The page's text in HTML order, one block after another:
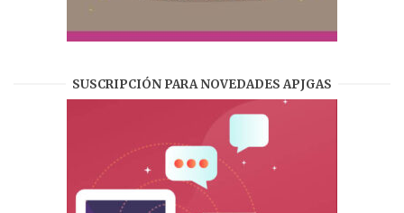
SUSCRIPCIÓN PARA NOVEDADES APJGAS